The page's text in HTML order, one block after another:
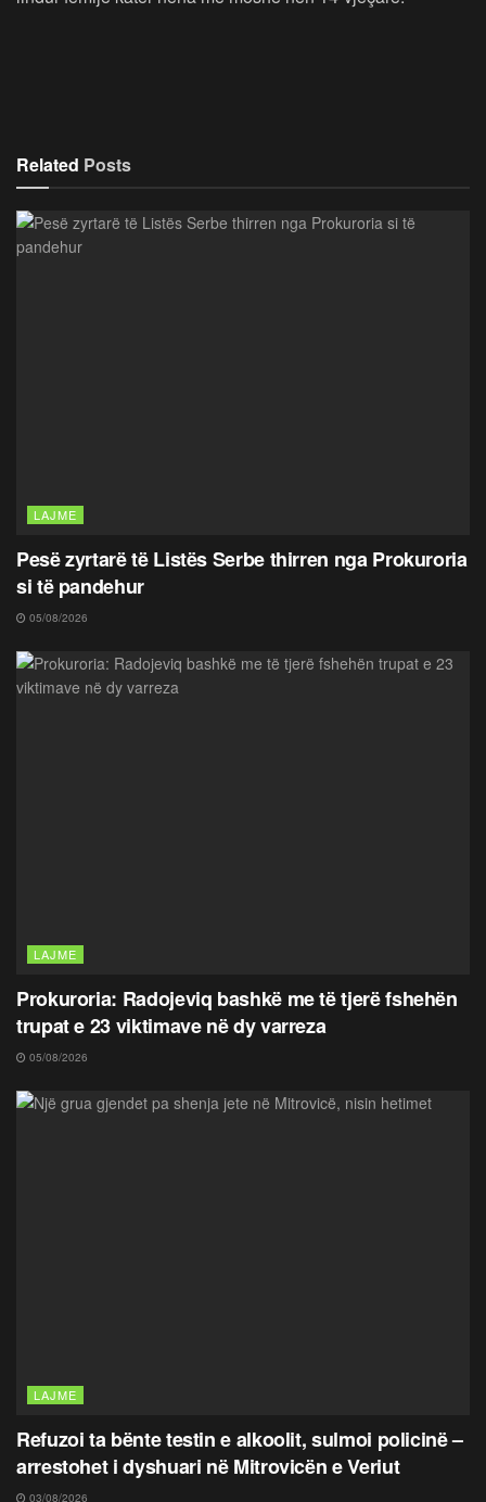
Related Posts
LAJME
Pesë zyrtarë të Listës Serbe thirren nga Prokuroria
si të pandehur
05/08/2026
LAJME
Prokuroria: Radojeviq bashkë me të tjerë fshehën
trupat e 23 viktimave në dy varreza
05/08/2026
LAJME
Refuzoi ta bënte testin e alkoolit, sulmoi policinë –
arrestohet i dyshuari në Mitrovicën e Veriut
03/08/2026